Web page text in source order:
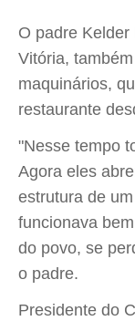
O padre
Vitória,
maquinários,
restaurante
"Nesse tempo
Agora eles
estrutura de
funcionava
do povo, se
o padre.
Presidente do